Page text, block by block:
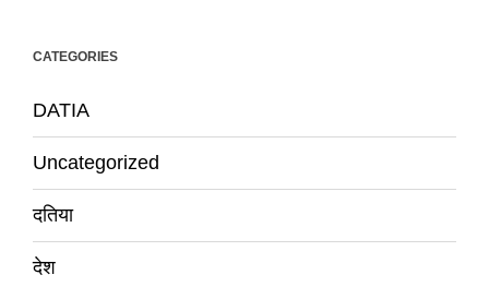
CATEGORIES
DATIA
Uncategorized
दतिया
देश